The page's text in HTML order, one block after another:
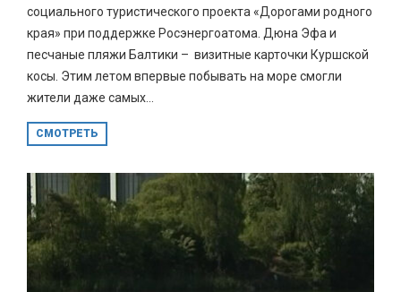
социального туристического проекта «Дорогами родного
края» при поддержке Росэнергоатома. Дюна Эфа и
песчаные пляжи Балтики – визитные карточки Куршской
косы. Этим летом впервые побывать на море смогли
жители даже самых...
СМОТРЕТЬ